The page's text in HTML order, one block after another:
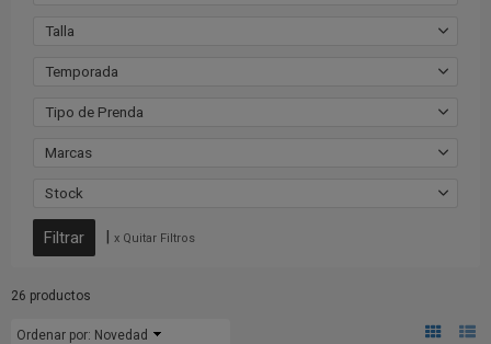
Talla
Temporada
Tipo de Prenda
Marcas
Stock
| x Quitar Filtros
26 productos
Ordenar por: Novedad